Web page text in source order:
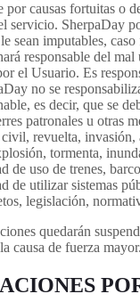
por causas fortuitas o
servicio. SherpaDay
sean imputables,
responsable del
el Usuario. Es
no se
es decir, que se
patronales u otras
revuelta, invasión,
tormenta,
de uso de trenes,
de utilizar sistemas
legislación,
quedarán
causa de fuerza